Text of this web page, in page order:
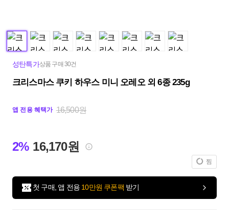
성탄특가상품 구매 30건
크리스마스 쿠키 하우스 미니 오레오 외 6종 235g
앱 전용 혜택가 16,500원
2% 16,170원
찜
첫 구매, 앱 전용 10만원 쿠폰팩 받기